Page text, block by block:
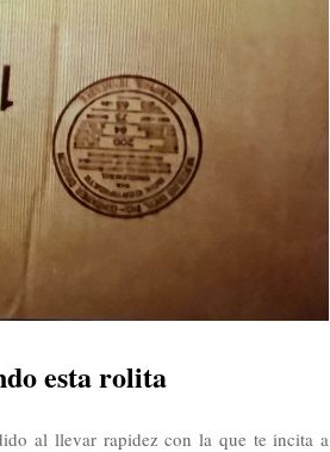
esta rolita
al llevar rapidez con la que te incita a